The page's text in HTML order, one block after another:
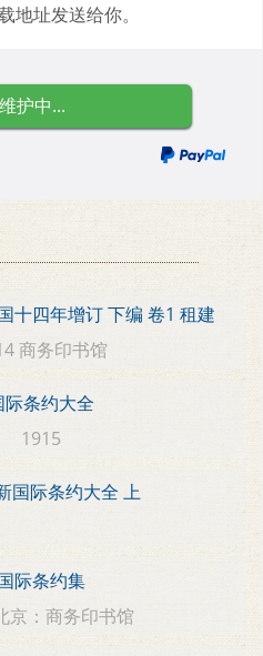
地址发送给你。
护中...
十四年增订 下编 卷1 租建
商务印书馆
际条约大全
1915
国际条约大全 上
际条约集
京：商务印书馆